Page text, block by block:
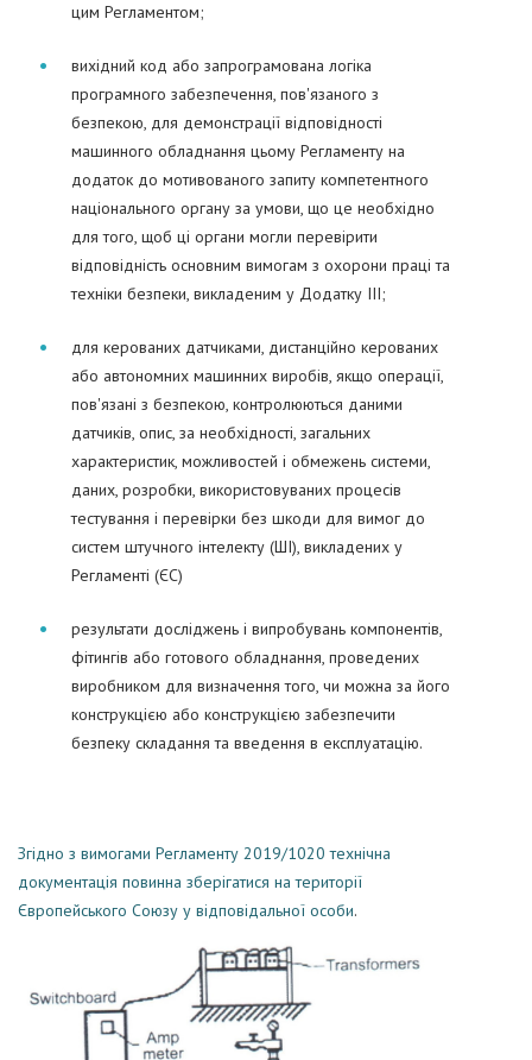
цим Регламентом;
вихідний код або запрограмована логіка
програмного забезпечення, пов'язаного з
безпекою, для демонстрації відповідності
машинного обладнання цьому Регламенту на
додаток до мотивованого запиту компетентного
національного органу за умови, що це необхідно
для того, щоб ці органи могли перевірити
відповідність основним вимогам з охорони праці та
техніки безпеки, викладеним у Додатку III;
для керованих датчиками, дистанційно керованих
або автономних машинних виробів, якщо операції,
пов'язані з безпекою, контролюються даними
датчиків, опис, за необхідності, загальних
характеристик, можливостей і обмежень системи,
даних, розробки, використовуваних процесів
тестування і перевірки без шкоди для вимог до
систем штучного інтелекту (ШІ), викладених у
Регламенті (ЄС)
результати досліджень і випробувань компонентів,
фітингів або готового обладнання, проведених
виробником для визначення того, чи можна за його
конструкцією або конструкцією забезпечити
безпеку складання та введення в експлуатацію.
Згідно з вимогами Регламенту 2019/1020 технічна
документація повинна зберігатися на території
Європейського Союзу у відповідальної особи.